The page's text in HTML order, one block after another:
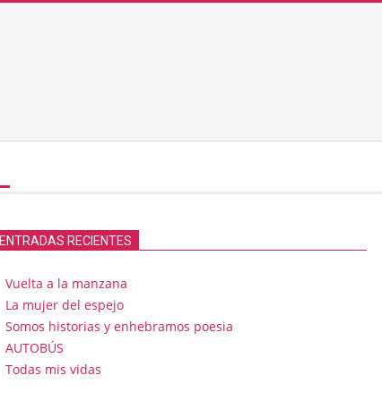
ENTRADAS RECIENTES
Vuelta a la manzana
La mujer del espejo
Somos historias y enhebramos poesia
AUTOBÚS
Todas mis vidas